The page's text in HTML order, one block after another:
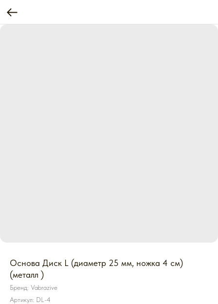
Основа Диск L (диаметр 25 мм, ножка 4 см)
(металл )
Бренд: Vabrazive
Артикул: DL-4